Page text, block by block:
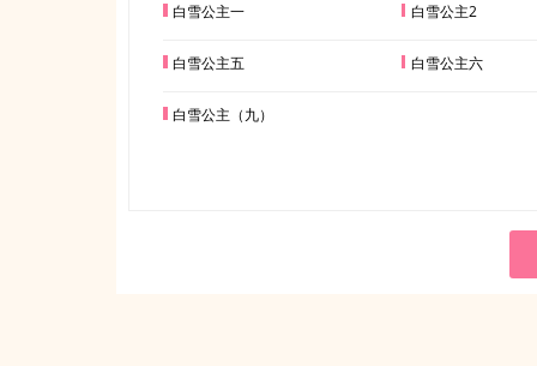
白雪公主一 白雪公主2
白雪公主五 白雪公主六
白雪公主（九）